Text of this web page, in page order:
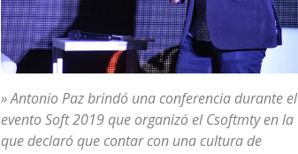
» Antonio Paz brindó una conferencia durante el
evento Soft 2019 que organizó el Csoftmty en la
que declaró que contar con una cultura de